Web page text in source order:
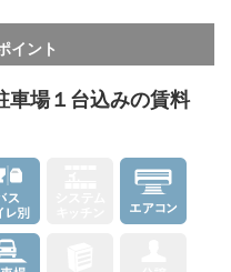
イント
場１台込みの賃料